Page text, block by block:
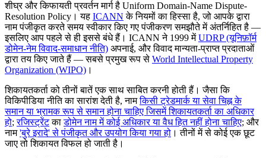
शीघ्र और किफायती प्रवर्तन मार्ग है Uniform Domain-Name Dispute-
Resolution Policy। यह ICANN के नियमों का हिस्सा है, जो आपके द्वारा
नाम पंजीकृत करते समय स्वीकार किए गए पंजीकरण समझौते में अंतर्निहित है —
इसलिए आप पहले से ही इससे बंधे हैं। ICANN ने 1999 मेंUDRP (यूनिफ़ॉर्म
डोमेन-नेम विवाद-समाधान नीति) अपनाई, और विवाद मान्यता-प्राप्त प्रदाताओं
द्वारा तय किए जाते हैं — सबसे प्रमुख रूप से World Intellectual Property
Organization (WIPO) ।
शिकायतकर्ता को तीनों बातें एक साथ साबित करनी होती हैं। जैसा कि
विकिपीडिया नीति का सारांश देती है, नामकिसी ट्रेडमार्क या सेवा चिह्न के
समान या भ्रामक रूप से समान होना चाहिए जिसमें शिकायतकर्ता का अधिकार
हो;रजिस्ट्रेंटकाडोमेन नाम में कोई अधिकार या वैध हित नहीं होना चाहिए; और
नाम'बुरे इरादे' से पंजीकृत और उपयोग किया गया हो । तीनों में से कोई एक छूट
जाए तो शिकायत विफल हो जाती है।